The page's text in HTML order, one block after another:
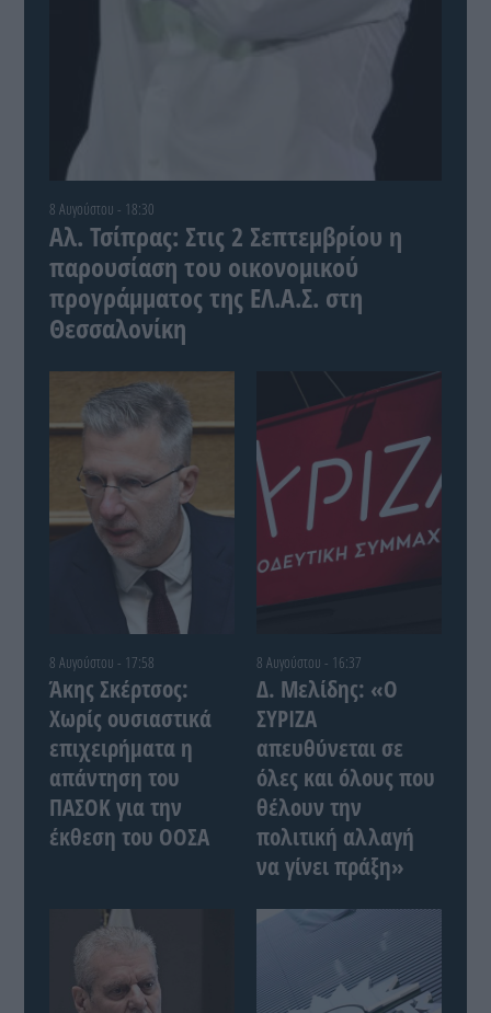
8 Αυγούστου - 18:30
Αλ. Τσίπρας: Στις 2 Σεπτεμβρίου η
παρουσίαση του οικονομικού
προγράμματος της ΕΛ.Α.Σ. στη
Θεσσαλονίκη
8 Αυγούστου - 17:58
Άκης Σκέρτσος:
Χωρίς ουσιαστικά
επιχειρήματα η
απάντηση του
ΠΑΣΟΚ για την
έκθεση του ΟΟΣΑ
8 Αυγούστου - 16:37
Δ. Μελίδης: «Ο
ΣΥΡΙΖΑ
απευθύνεται σε
όλες και όλους που
θέλουν την
πολιτική αλλαγή
να γίνει πράξη»